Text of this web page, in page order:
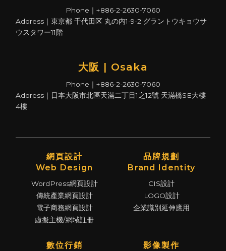
Phone｜+886-2-2630-7060
Address｜東京都 千代田区 丸の内1-9-2 グラントウキョウサ
ウスタワー11階
大阪 | Osaka
Phone｜+886-2-2630-7060
Address｜日本大阪市北區天滿二丁目1之12號 天滿橋SE大樓
4樓
網頁設計
Web Design
WordPress網頁設計
傳統產業網頁設計
電子商務網頁設計
虛擬主機/網域註冊
品牌規劃
Brand Identity
CIS設計
LOGO設計
企業識別延伸應用
數位行銷
影像製作